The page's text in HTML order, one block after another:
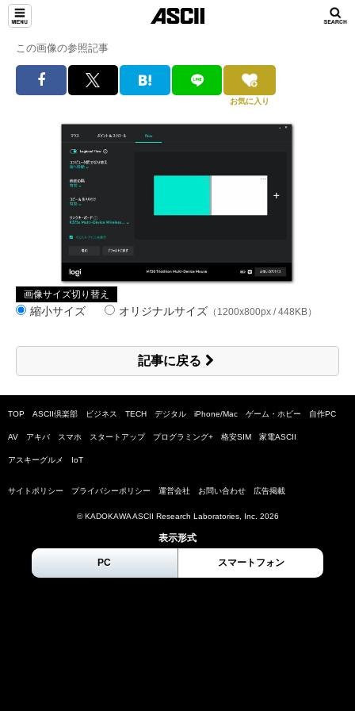
この画像の参照記事
お気に入り
画像サイズ切り替え
縮小サイズ オリジナルサイズ （1200x800px / 448KB）
記事に戻る
TOP ASCII倶楽部 ビジネス TECH デジタル iPhone/Mac ゲーム・ホビー 自作PC
AV アキバ スマホ スタートアップ プログラミング+ 格安SIM 家電ASCII
アスキーグルメ IoT
サイトポリシー プライバシーポリシー 運営会社 お問い合わせ 広告掲載
© KADOKAWA ASCII Research Laboratories, Inc. 2026
表示形式
PC スマートフォン